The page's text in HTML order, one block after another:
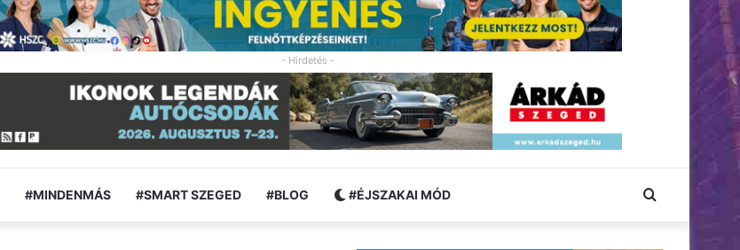
- Hirdetés -
#MINDENMÁS #SMART SZEGED #BLOG #ÉJSZAKAI MÓD Keresés: